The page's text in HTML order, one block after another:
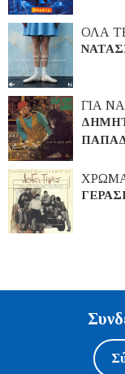
ΟΛΑ
ΓΙΑ